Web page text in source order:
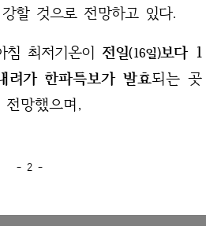
할 것으로 전망하고 있다.
최저기온이 전일(16일)보다 1
려가한파특보가 발효되는 곳
망했으며,
- 2 -